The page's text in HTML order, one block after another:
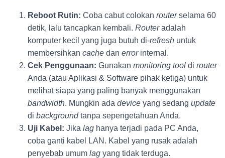
Reboot Rutin: Coba cabut colokan routerselama 60
detik, lalu tancapkan kembali. Routeradalah
komputer kecil yang juga butuh di-refresh untuk
membersihkan cache dan errorinternal.
Cek Penggunaan: Gunakan monitoring tool di router
Anda (atau Aplikasi & Software pihak ketiga) untuk
melihat siapa yang paling banyak menggunakan
bandwidth. Mungkin ada device yang sedang update
di backgroundtanpa sepengetahuan Anda.
Uji Kabel: Jika lag hanya terjadi pada PC Anda,
coba ganti kabel LAN. Kabel yang rusak adalah
penyebab umum lag yang tidak terduga.